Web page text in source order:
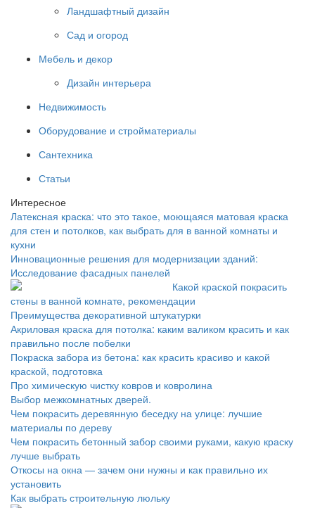
Ландшафтный дизайн
Сад и огород
Мебель и декор
Дизайн интерьера
Недвижимость
Оборудование и стройматериалы
Сантехника
Статьи
Интересное
Латексная краска: что это такое, моющаяся матовая краска
для стен и потолков, как выбрать для в ванной комнаты и
кухни
Инновационные решения для модернизации зданий:
Исследование фасадных панелей
Какой краской покрасить
стены в ванной комнате, рекомендации
Преимущества декоративной штукатурки
Акриловая краска для потолка: каким валиком красить и как
правильно после побелки
Покраска забора из бетона: как красить красиво и какой
краской, подготовка
Про химическую чистку ковров и ковролина
Выбор межкомнатных дверей.
Чем покрасить деревянную беседку на улице: лучшие
материалы по дереву
Чем покрасить бетонный забор своими руками, какую краску
лучше выбрать
Откосы на окна — зачем они нужны и как правильно их
установить
Как выбрать строительную люльку